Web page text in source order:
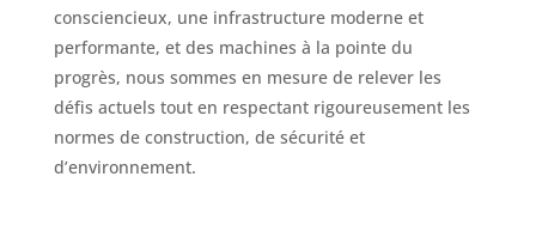
consciencieux, une infrastructure moderne et
performante, et des machines à la pointe du
progrès, nous sommes en mesure de relever les
défis actuels tout en respectant rigoureusement les
normes de construction, de sécurité et
d’environnement.